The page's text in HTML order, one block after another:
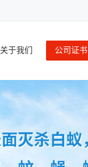
关于我们 公司证书